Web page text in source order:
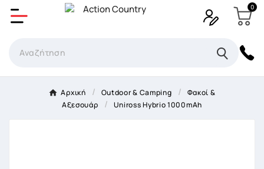
0
Αρχική Outdoor & Camping
Φακοί &
Αξεσουάρ
Uniross Hybrio 1000mAh
Δημιουργία λίστα επιθυμητών
×
Όνομα Λίστα επιθυμιτών
Ακύρωση Δημιουργία λίστα επιθυμητών